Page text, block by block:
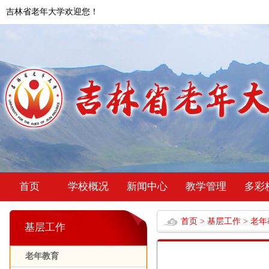
吉林省老年大学欢迎您！
首页 学校概况 新闻中心 教学管理 多彩
基层工作
老年教育
首页 > 基层工作 > 老年